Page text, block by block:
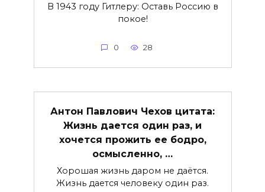
В 1943 году Гитлеру: Оставь Россию в
покое!
0 28
Антон Павлович Чехов цитата:
Жизнь дается один раз, и
хочется прожить ее бодро,
осмысленно, …
Хорошая жизнь даром не даётся.
Жизнь дается человеку один раз.